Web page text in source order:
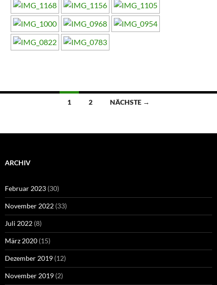
Beitragsnavigation
1 2 NÄCHSTE →
ARCHIV
Februar 2023 (30)
November 2022 (33)
Juli 2022 (8)
März 2020 (15)
Dezember 2019 (12)
November 2019 (2)